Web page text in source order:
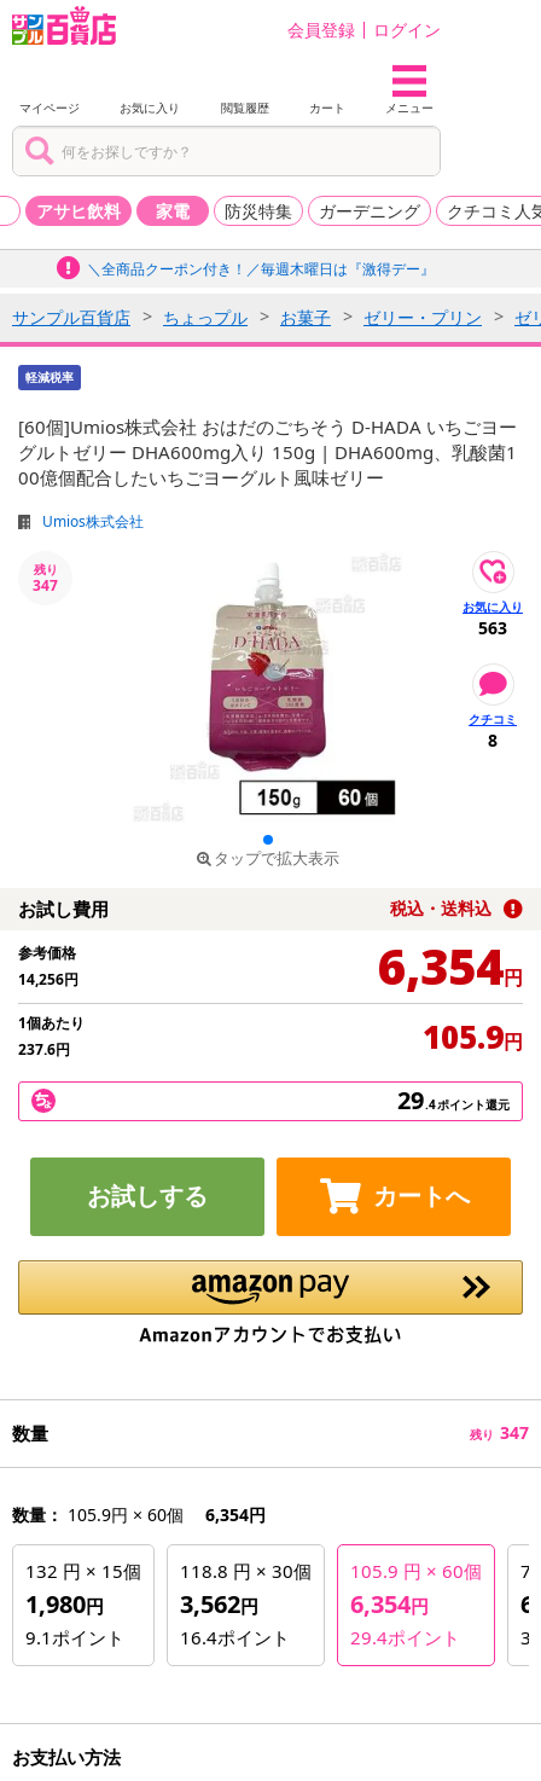
会員登録 ログイン
マイページ お気に入り 閲覧履歴 カート メニュー
アサヒ飲料 家電 防災特集 ガーデニング クチコミ人
＼全商品クーポン付き！／毎週木曜日は『激得デー』
サンプル百貨店 ちょっプル お菓子 ゼリー・プリン ゼ
軽減税率
[60個]Umios株式会社 おはだのごちそう D-HADA いちごヨー
グルトゼリー DHA600mg入り 150g | DHA600mg、乳酸菌1
00億個配合したいちごヨーグルト風味ゼリー
Umios株式会社
残り
347
タップで拡大表示
563
8
お試し費用 税込・送料込
参考価格
14,256円 6,354円
1個あたり
237.6円 105.9円
29.4ポイント還元
お試しする カートへ
数量 残り 347
数量： 105.9円 × 60個 6,354円
132 円 × 15個
1,980円
9.1 ポイント
118.8 円 × 30個
3,562円
16.4ポイント
105.9 円 × 60個
6,354円
29.4ポイント
お支払い方法